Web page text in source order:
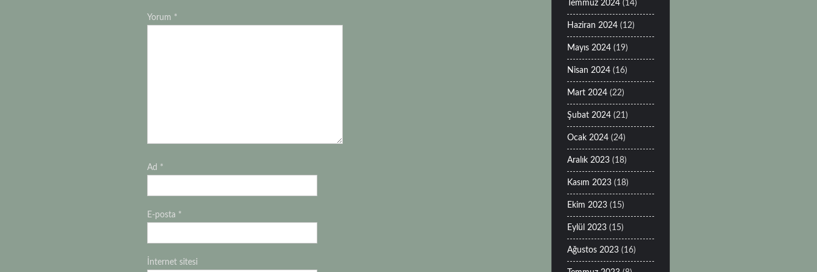
Yorum *
Ad *
E-posta *
İnternet sitesi
Temmuz 2024 (14)
Haziran 2024 (12)
Mayıs 2024 (19)
Nisan 2024 (16)
Mart 2024 (22)
Şubat 2024 (21)
Ocak 2024 (24)
Aralık 2023 (18)
Kasım 2023 (18)
Ekim 2023 (15)
Eylül 2023 (15)
Ağustos 2023 (16)